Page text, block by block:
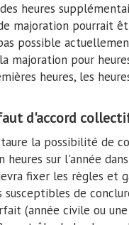
heures
majoration pourrait
possible
majoration pour
heures, les
d'accord
la possibilité de
sur l'année
fixer les règles et
de
(année civile ou